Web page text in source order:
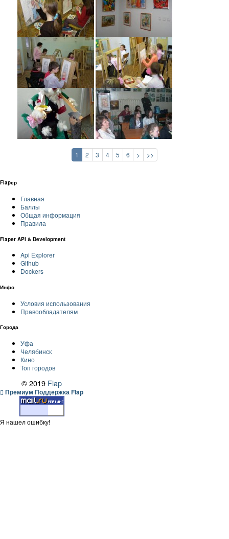
1 2 3 4 5 6 > >>
Flapер
Главная
Баллы
Общая информация
Правила
Flaper API & Development
Api Explorer
Github
Dockers
Инфо
Условия использования
Правообладателям
Города
Уфа
Челябинск
Кино
Топ городов
© 2019 Flap
Премиум Поддержка Flap
Я нашел ошибку!